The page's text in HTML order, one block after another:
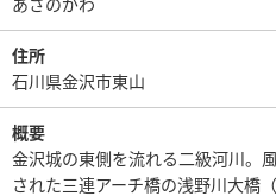
住所
石川県金沢市東山
概要
金沢城の東側を流れる二級河川。
された三連アーチ橋の浅野川大橋